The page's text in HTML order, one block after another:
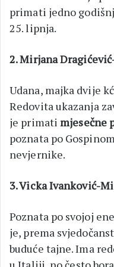
primati jedno
25. lipnja.
2. Mirjana
Udana, majka dvije
Redovita ukazanja
je primatimjesečne
poznata po
nevjernike.
3. Vicka Ivanković-
Poznata po svojoj
je, prema
buduće tajne. Ima